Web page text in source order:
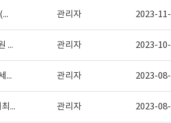
(긴급) 사회복지법인 성재원 성세시온의집 직원(사무원) 공개채용 서류 심사 결과보고 관리자 2023-
(긴급)사회복지법인 성재원 성세시온의집 사무원 공개 채용 관리자 2023-
2023회계연도 시설회계 제1차 추가경정 세입 · 세출 예산서 관리자 2023-
2023년도 3/4분기 성세시온의 집 운영위원회 개최 결과 관리자 2023-